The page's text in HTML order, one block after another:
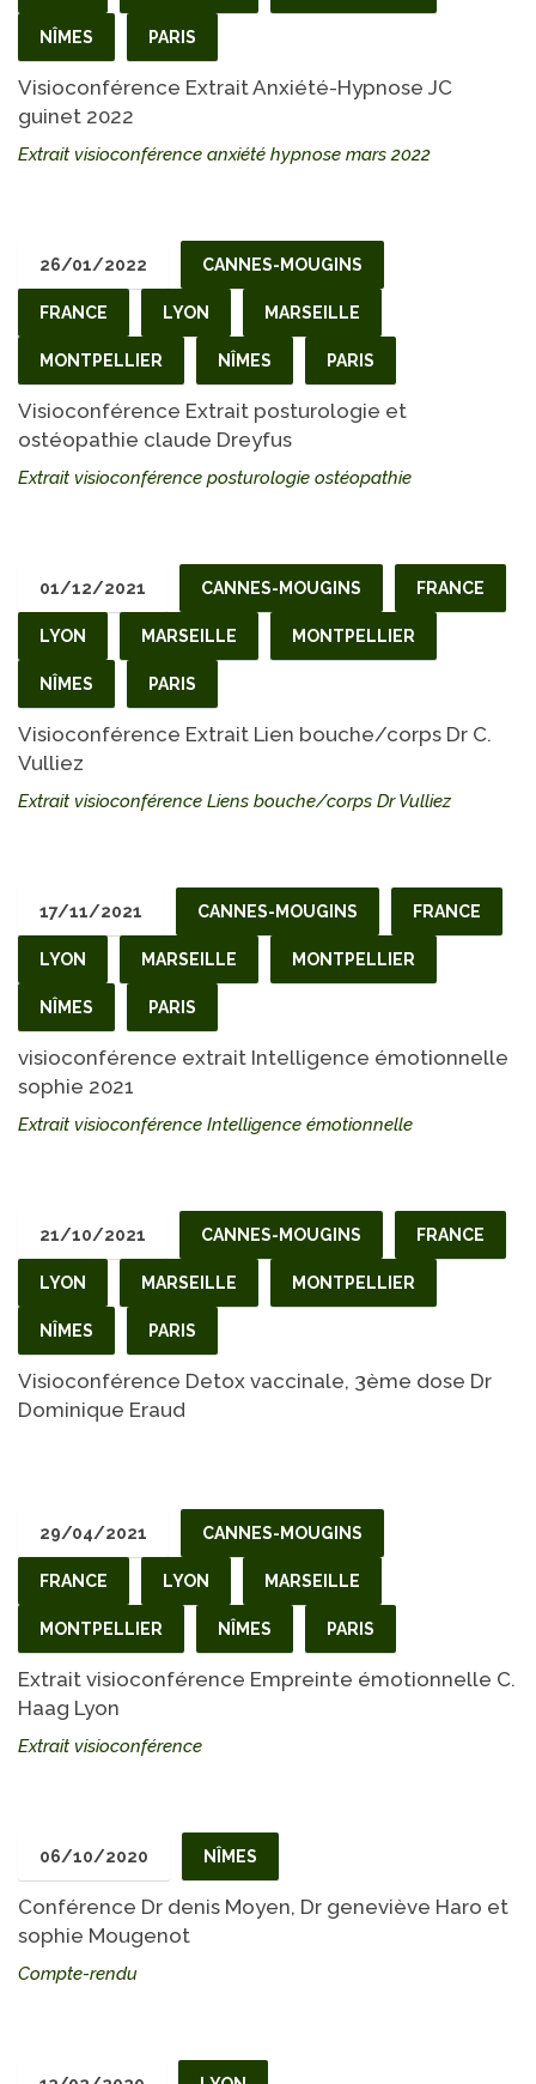
NÎMES PARIS
Visioconférence Extrait Anxiété-Hypnose JC
guinet 2022
Extrait visioconférence anxiété hypnose mars 2022
26/01/2022 CANNES-MOUGINS
FRANCE LYON MARSEILLE
MONTPELLIER NÎMES PARIS
Visioconférence Extrait posturologie et
ostéopathie claude Dreyfus
Extrait visioconférence posturologie ostéopathie
01/12/2021 CANNES-MOUGINS FRANCE
LYON MARSEILLE MONTPELLIER
NÎMES PARIS
Visioconférence Extrait Lien bouche/corps Dr C.
Vulliez
Extrait visioconférence Liens bouche/corps Dr Vulliez
17/11/2021 CANNES-MOUGINS FRANCE
LYON MARSEILLE MONTPELLIER
NÎMES PARIS
visioconférence extrait Intelligence émotionnelle
sophie 2021
Extrait visioconférence Intelligence émotionnelle
21/10/2021 CANNES-MOUGINS FRANCE
LYON MARSEILLE MONTPELLIER
NÎMES PARIS
Visioconférence Detox vaccinale, 3ème dose Dr
Dominique Eraud
29/04/2021 CANNES-MOUGINS
FRANCE LYON MARSEILLE
MONTPELLIER NÎMES PARIS
Extrait visioconférence Empreinte émotionnelle C.
Haag Lyon
Extrait visioconférence
06/10/2020 NÎMES
Conférence Dr denis Moyen, Dr geneviève Haro et
sophie Mougenot
Compte-rendu